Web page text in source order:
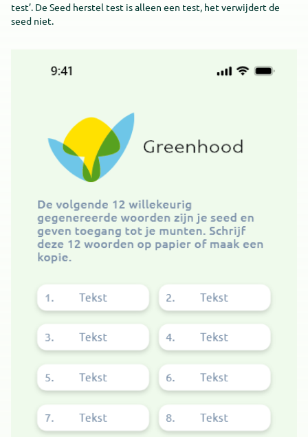
test’. De Seed herstel test is alleen een test, het verwijdert de
seed niet.